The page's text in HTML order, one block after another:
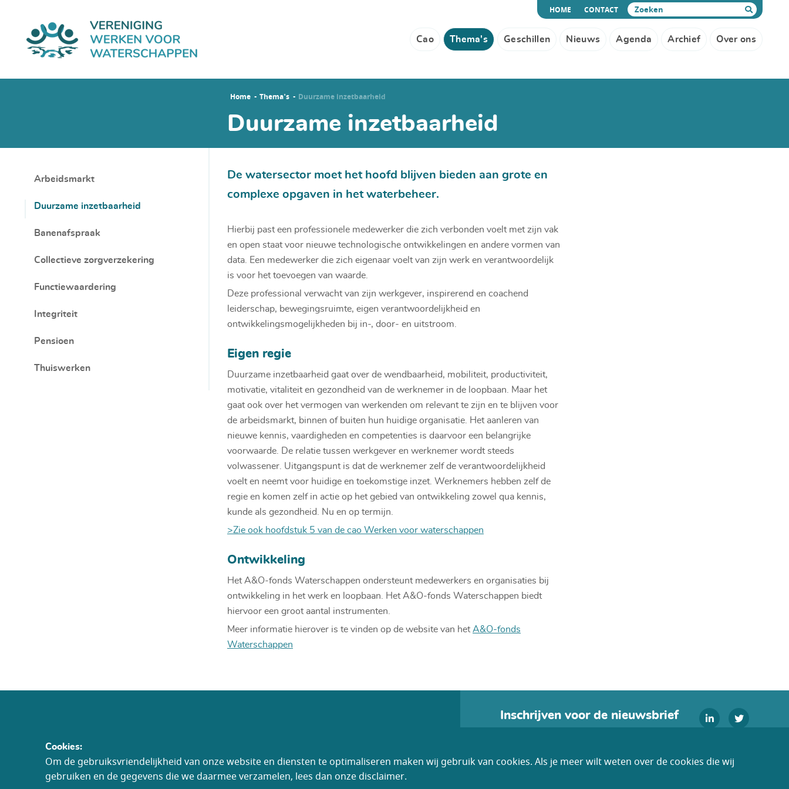
Cao Thema's Geschillen Nieuws Agenda Archief Over ons
HOME (CURRENT)
CONTACT Zoeken
Home Thema's Duurzame inzetbaarheid
Duurzame inzetbaarheid
De watersector moet het hoofd blijven bieden aan grote en
complexe opgaven in het waterbeheer.
Hierbij past een professionele medewerker die zich verbonden voelt met zijn vak
en open staat voor nieuwe technologische ontwikkelingen en andere vormen van
data. Een medewerker die zich eigenaar voelt van zijn werk en verantwoordelijk
is voor het toevoegen van waarde.
Deze professional verwacht van zijn werkgever, inspirerend en coachend
leiderschap, bewegingsruimte, eigen verantwoordelijkheid en
ontwikkelingsmogelijkheden bij in-, door- en uitstroom.
Eigen regie
Duurzame inzetbaarheid gaat over de wendbaarheid, mobiliteit, productiviteit,
motivatie, vitaliteit en gezondheid van de werknemer in de loopbaan. Maar het
gaat ook over het vermogen van werkenden om relevant te zijn en te blijven voor
de arbeidsmarkt, binnen of buiten hun huidige organisatie. Het aanleren van
nieuwe kennis, vaardigheden en competenties is daarvoor een belangrijke
voorwaarde. De relatie tussen werkgever en werknemer wordt steeds
volwassener. Uitgangspunt is dat de werknemer zelf de verantwoordelijkheid
voelt en neemt voor huidige en toekomstige inzet. Werknemers hebben zelf de
regie en komen zelf in actie op het gebied van ontwikkeling zowel qua kennis,
kunde als gezondheid. Nu en op termijn.
>Zie ook hoofdstuk 5 van de cao Werken voor waterschappen
Ontwikkeling
Het A&O-fonds Waterschappen ondersteunt medewerkers en organisaties bij
ontwikkeling in het werk en loopbaan. Het A&O-fonds Waterschappen biedt
hiervoor een groot aantal instrumenten.
Meer informatie hierover is te vinden op de website van het A&O-fonds
Waterschappen
Arbeidsmarkt
Duurzame inzetbaarheid
Banenafspraak
Collectieve zorgverzekering
Functiewaardering
Integriteit
Pensioen
Thuiswerken
info@vwvw.nl
Inschrijven voor de nieuwsbrief
Cookies:
Om de gebruiksvriendelijkheid van onze website en diensten te optimaliseren maken wij gebruik van cookies. Als je meer wilt weten over de cookies die wij
gebruiken en de gegevens die we daarmee verzamelen, lees dan onze disclaimer.